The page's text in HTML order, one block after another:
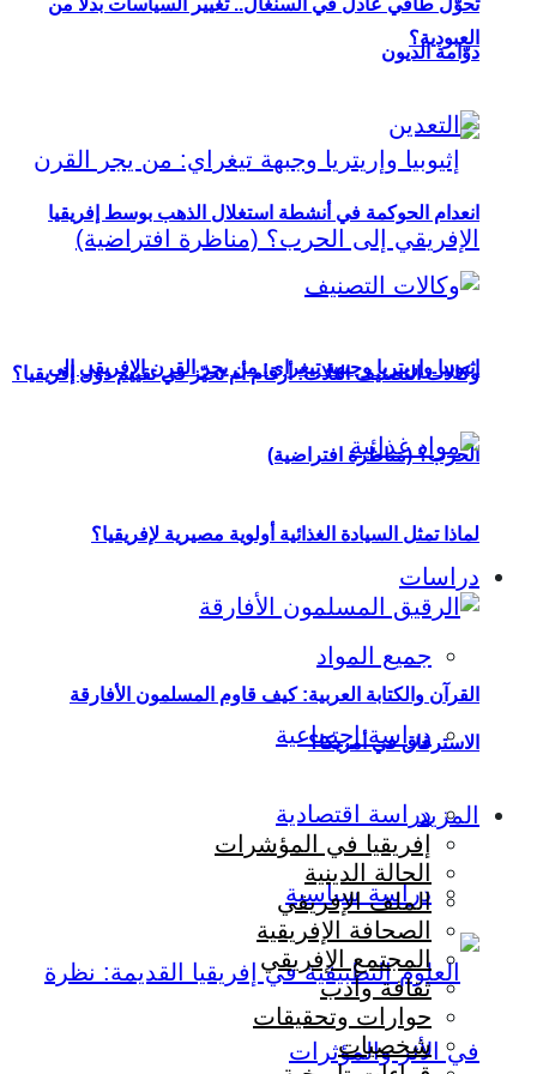
العبودية؟
إثيوبيا وإريتريا وجبهة تيغراي: من يجر القرن الإفريقي إلى
الحرب؟ (مناظرة افتراضية)
دراسات
جميع المواد
دراسة اجتماعية
دراسة اقتصادية
دراسة سياسية
تحوُّل طاقي عادل في السنغال.. تغيير السياسات بدلاً من
دوّامة الديون
انعدام الحوكمة في أنشطة استغلال الذهب بوسط إفريقيا
وكالات التصنيف الثلاث: أرقام أم تحيّز في تقييم دول إفريقيا؟
لماذا تمثل السيادة الغذائية أولوية مصيرية لإفريقيا؟
القرآن والكتابة العربية: كيف قاوم المسلمون الأفارقة
الاسترقاق في أمريكا؟
المزيد
إفريقيا في المؤشرات
الحالة الدينية
الملف الإفريقي
الصحافة الإفريقية
المجتمع الإفريقي
ثقافة وأدب
حوارات وتحقيقات
شخصيات